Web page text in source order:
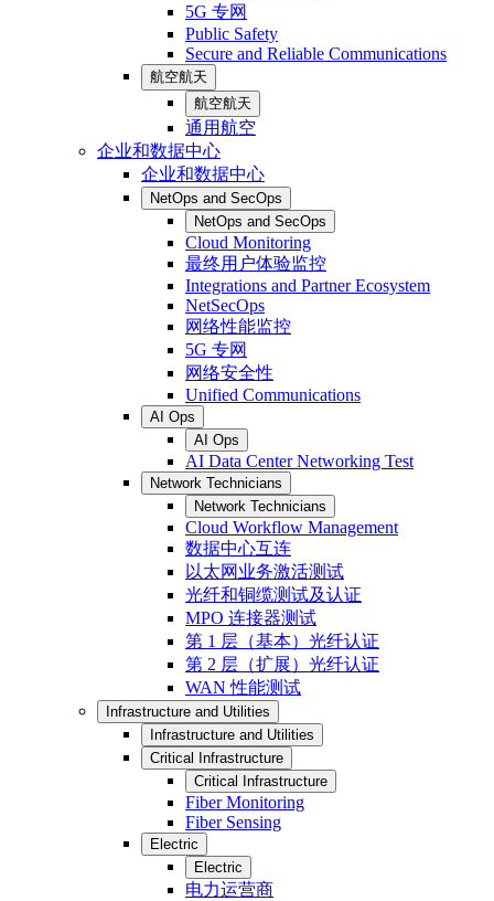
5G 专网
Public Safety
Secure and Reliable Communications
航空航天
航空航天
通用航空
企业和数据中心
企业和数据中心
NetOps and SecOps
NetOps and SecOps
Cloud Monitoring
最终用户体验监控
Integrations and Partner Ecosystem
NetSecOps
网络性能监控
5G 专网
网络安全性
Unified Communications
AI Ops
AI Ops
AI Data Center Networking Test
Network Technicians
Network Technicians
Cloud Workflow Management
数据中心互连
以太网业务激活测试
光纤和铜缆测试及认证
MPO 连接器测试
第 1 层（基本）光纤认证
第 2 层（扩展）光纤认证
WAN 性能测试
Infrastructure and Utilities
Infrastructure and Utilities
Critical Infrastructure
Critical Infrastructure
Fiber Monitoring
Fiber Sensing
Electric
Electric
电力运营商